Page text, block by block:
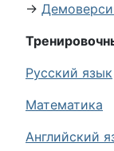
→
Русский язык
Математика
Английский